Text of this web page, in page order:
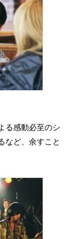
る感動必至のシ
など、余すこと